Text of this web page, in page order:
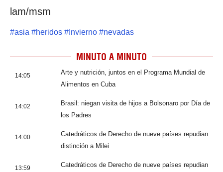
lam/msm
#asia #heridos # Invierno #nevadas
MINUTO A MINUTO
14:05
Arte y nutrición, juntos en el Programa Mundial de
Alimentos en Cuba
14:02
Brasil: niegan visita de hijos a Bolsonaro por Día de
los Padres
14:00
Catedráticos de Derecho de nueve países repudian
distinción a Milei
13:59
Catedráticos de Derecho de nueve países repudian